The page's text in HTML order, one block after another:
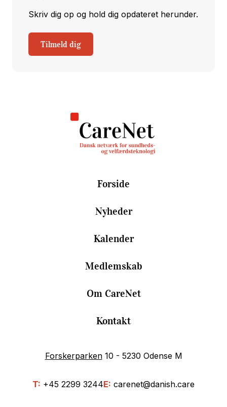
Skriv dig op og hold dig opdateret herunder.
Tilmeld dig
Forside
Nyheder
Kalender
Medlemskab
Om CareNet
Kontakt
Forskerparken10 - 5230 Odense M
T: +45 2299 3244E: carenet@danish.care